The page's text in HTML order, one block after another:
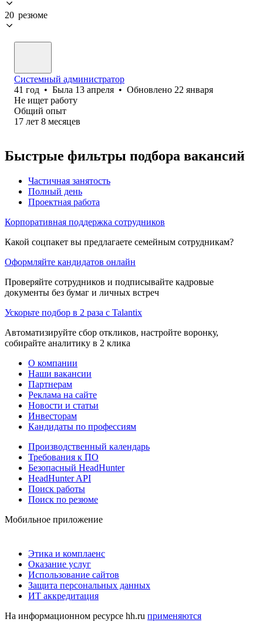
20 резюме
Системный администратор
41 год • Была 13 апреля • Обновлено 22 января
Не ищет работу
Общий опыт
17 лет 8 месяцев
Быстрые фильтры подбора вакансий
Частичная занятость
Полный день
Проектная работа
Корпоративная поддержка сотрудников
Какой соцпакет вы предлагаете семейным сотрудникам?
Оформляйте кандидатов онлайн
Проверяйте сотрудников и подписывайте кадровые
документы без бумаг и личных встреч
Ускорьте подбор в 2 раза с Talantix
Автоматизируйте сбор откликов, настройте воронку,
собирайте аналитику в 2 клика
О компании
Наши вакансии
Партнерам
Реклама на сайте
Новости и статьи
Инвесторам
Кандидаты по профессиям
Производственный календарь
Требования к ПО
Безопасный HeadHunter
HeadHunter API
Поиск работы
Поиск по резюме
Мобильное приложение
Этика и комплаенс
Оказание услуг
Использование сайтов
Защита персональных данных
ИТ аккредитация
На информационном ресурсе hh.ru применяются